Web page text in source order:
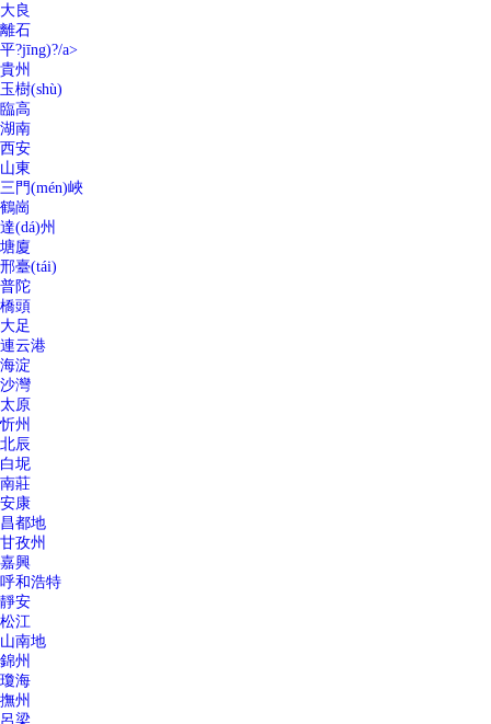
大良
離石
平?jīng)?/a>
貴州
玉樹(shù)
臨高
湖南
西安
山東
三門(mén)峽
鶴崗
達(dá)州
塘廈
邢臺(tái)
普陀
橋頭
大足
連云港
海淀
沙灣
太原
忻州
北辰
白坭
南莊
安康
昌都地
甘孜州
嘉興
呼和浩特
靜安
松江
山南地
錦州
瓊海
撫州
呂梁